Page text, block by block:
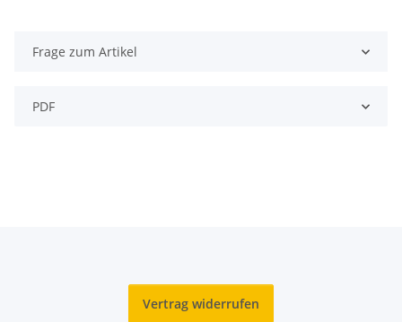
Frage zum Artikel
PDF
Vertrag widerrufen